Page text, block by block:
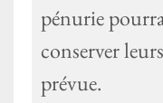
pénurie
conserver
prévue.